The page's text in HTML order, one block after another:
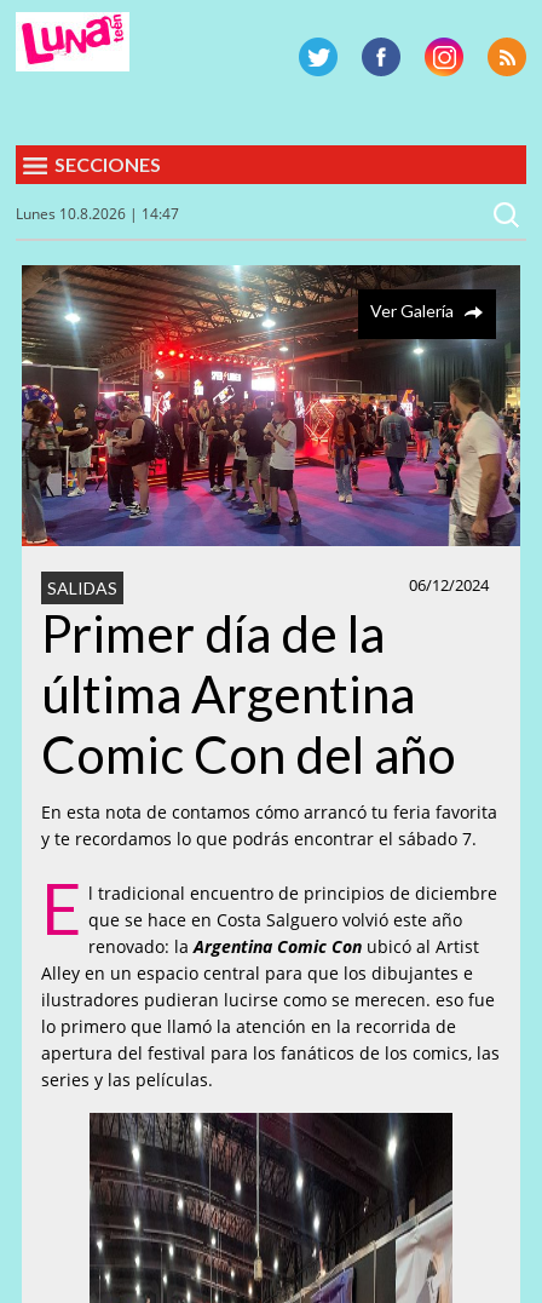
SECCIONES
Lunes 10.8.2026 | 14:47
Ver Galería
06/12/2024
SALIDAS
Primer día de la
última Argentina
Comic Con del año
En esta nota de contamos cómo arrancó tu feria favorita
y te recordamos lo que podrás encontrar el sábado 7.
E l tradicional encuentro de principios de diciembre
que se hace en Costa Salguero volvió este año
renovado: la Argentina Comic Con ubicó al Artist
Alley en un espacio central para que los dibujantes e
ilustradores pudieran lucirse como se merecen. eso fue
lo primero que llamó la atención en la recorrida de
apertura del festival para los fanáticos de los comics, las
series y las películas.